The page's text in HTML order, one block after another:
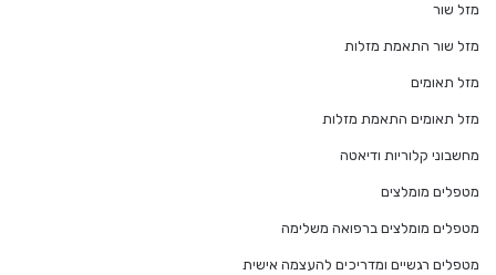
מזל שור
מזל שור התאמת מזלות
מזל תאומים
מזל תאומים התאמת מזלות
מחשבוני קלוריות ודיאטה
מטפלים מומלצים
מטפלים מומלצים ברפואה משלימה
מטפלים רגשיים ומדריכים להעצמה אישית